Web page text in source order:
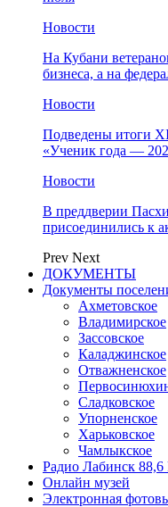
Новости
На Кубани
бизнеса, а на
Новости
Подведены итоги
«Ученик года —
Новости
В преддверии
присоединились к
Prev Next
ДОКУМЕНТЫ
Документы
Ахметовское
Владимирское
Зассовское
Каладжинское
Отважненское
Сладковское
Упорненское
Харьковское
Чамлыкское
Радио Лабинск 88,6
Онлайн музей
Электронная